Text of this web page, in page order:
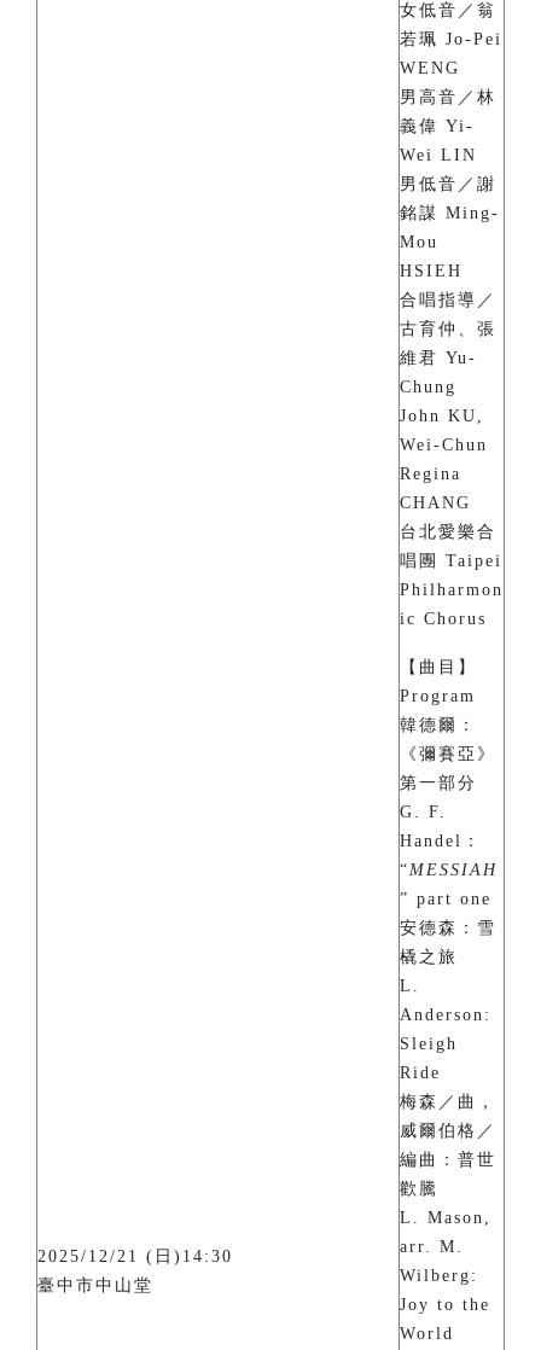
2025/12/21 (日)14:30
臺中市中山堂
女低音／翁
若珮 Jo-Pei
WENG
男高音／林
義偉 Yi-
Wei LIN
男低音／謝
銘謀 Ming-
Mou
HSIEH
合唱指導／
古育仲、張
維君 Yu-
Chung
John KU,
Wei-Chun
Regina
CHANG
台北愛樂合
唱團 Taipei
Philharmon
ic Chorus
【曲目】
Program
韓德爾：
《彌賽亞》
第一部分
G. F.
Handel：
“MESSIAH
” part one
安德森：雪
橇之旅
L.
Anderson:
Sleigh
Ride
梅森／曲，
威爾伯格／
編曲：普世
歡騰
L. Mason,
arr. M.
Wilberg:
Joy to the
World